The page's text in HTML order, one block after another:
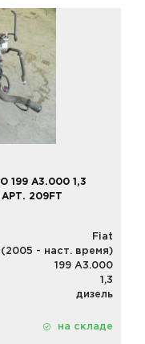
199 A3.000 1,3
209FT
Fiat
- наст. время)
199 A3.000
1,3
дизель
на складе